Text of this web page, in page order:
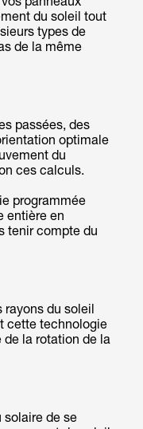
du soleil tout
types de
de la même
passées, des
optimale
du
ces calculs.
programmée
entière en
tenir compte du
rayons du soleil
cette technologie
la rotation de la
solaire de se